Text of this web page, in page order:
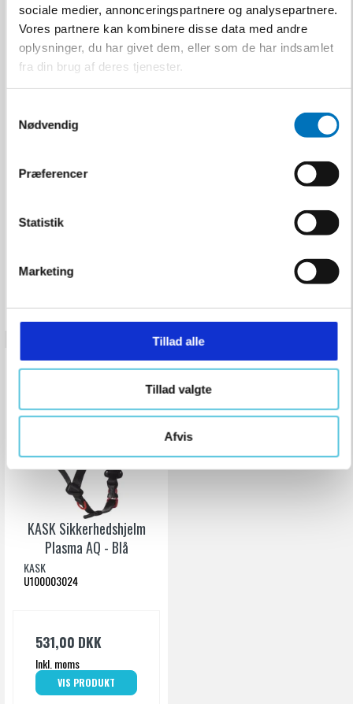
sociale medier, annonceringspartnere og analysepartnere.
Vores partnere kan kombinere disse data med andre
oplysninger, du har givet dem, eller som de har indsamlet
fra din brug af deres tjenester.
Nødvendig
Præferencer
Statistik
Marketing
Tillad alle
Tillad valgte
Afvis
KASK Hjelmadapter
U100003026
VIS PRODUKT
KASK Sikkerhedshjelm
Plasma AQ - Blå
KASK
U100003024
531,00 DKK
Inkl. moms
VIS PRODUKT